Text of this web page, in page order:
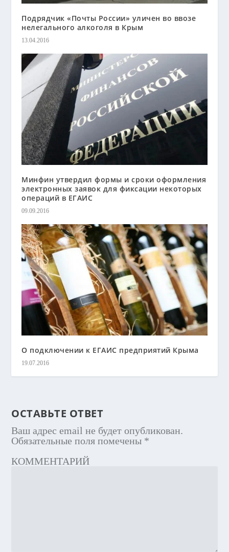
Подрядчик «Почты России» уличен во ввозе
нелегального алкоголя в Крым
13.04.2016
Минфин утвердил формы и сроки оформления
электронных заявок для фиксации некоторых
операций в ЕГАИС
09.09.2016
О подключении к ЕГАИС предприятий Крыма
19.07.2016
ОСТАВЬТЕ ОТВЕТ
Ваш адрес email не будет опубликован.
Обязательные поля помечены *
КОММЕНТАРИЙ